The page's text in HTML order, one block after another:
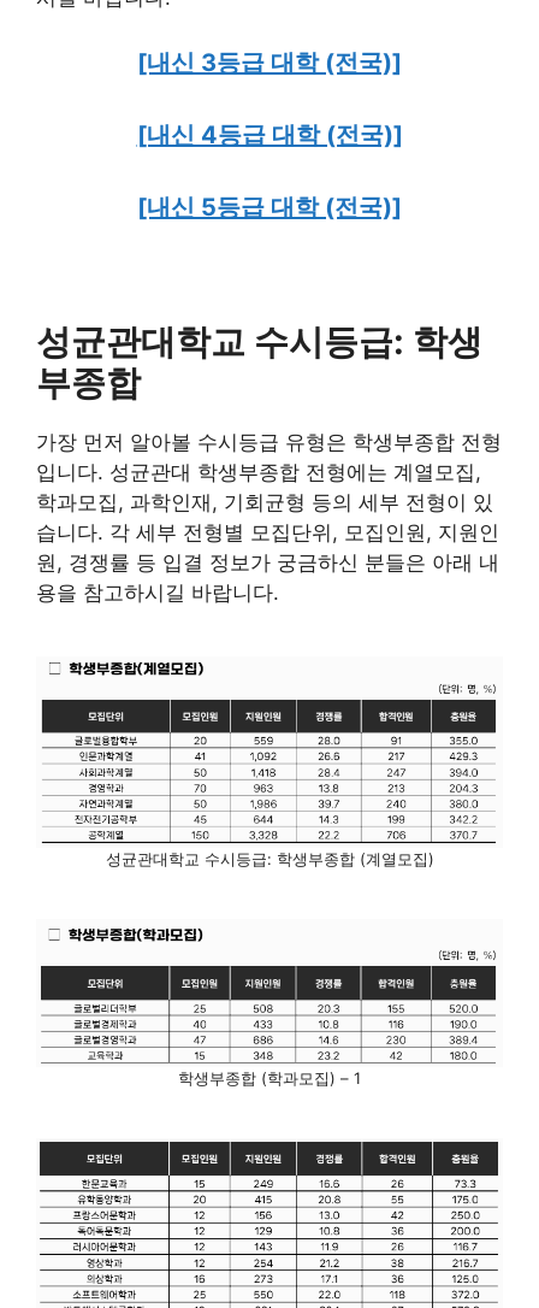
[내신 3등급 대학 (전국)]
[내신 4등급 대학 (전국)]
[내신 5등급 대학 (전국)]
성균관대학교 수시등급: 학생
부종합
가장 먼저 알아볼 수시등급 유형은 학생부종합 전형
입니다. 성균관대 학생부종합 전형에는 계열모집,
학과모집, 과학인재, 기회균형 등의 세부 전형이 있
습니다. 각 세부 전형별 모집단위, 모집인원, 지원인
원, 경쟁률 등 입결 정보가 궁금하신 분들은 아래 내
용을 참고하시길 바랍니다.
성균관대학교 수시등급: 학생부종합 (계열모집)
학생부종합 (학과모집) – 1